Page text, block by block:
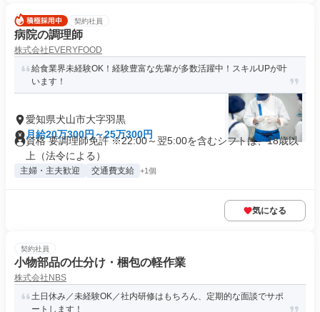
契約社員
病院の調理師
株式会社EVERYFOOD
給食業界未経験OK！経験豊富な先輩が多数活躍中！スキルUPが叶
います！
愛知県犬山市大字羽黒
月給20万300円～25万300円
資格 要調理師免許 ※22:00～翌5:00を含むシフトは、18歳以
上（法令による）
主婦・主夫歓迎 交通費支給 +1個
気になる
契約社員
小物部品の仕分け・梱包の軽作業
株式会社NBS
土日休み／未経験OK／社内研修はもちろん、定期的な面談でサポ
ートします！